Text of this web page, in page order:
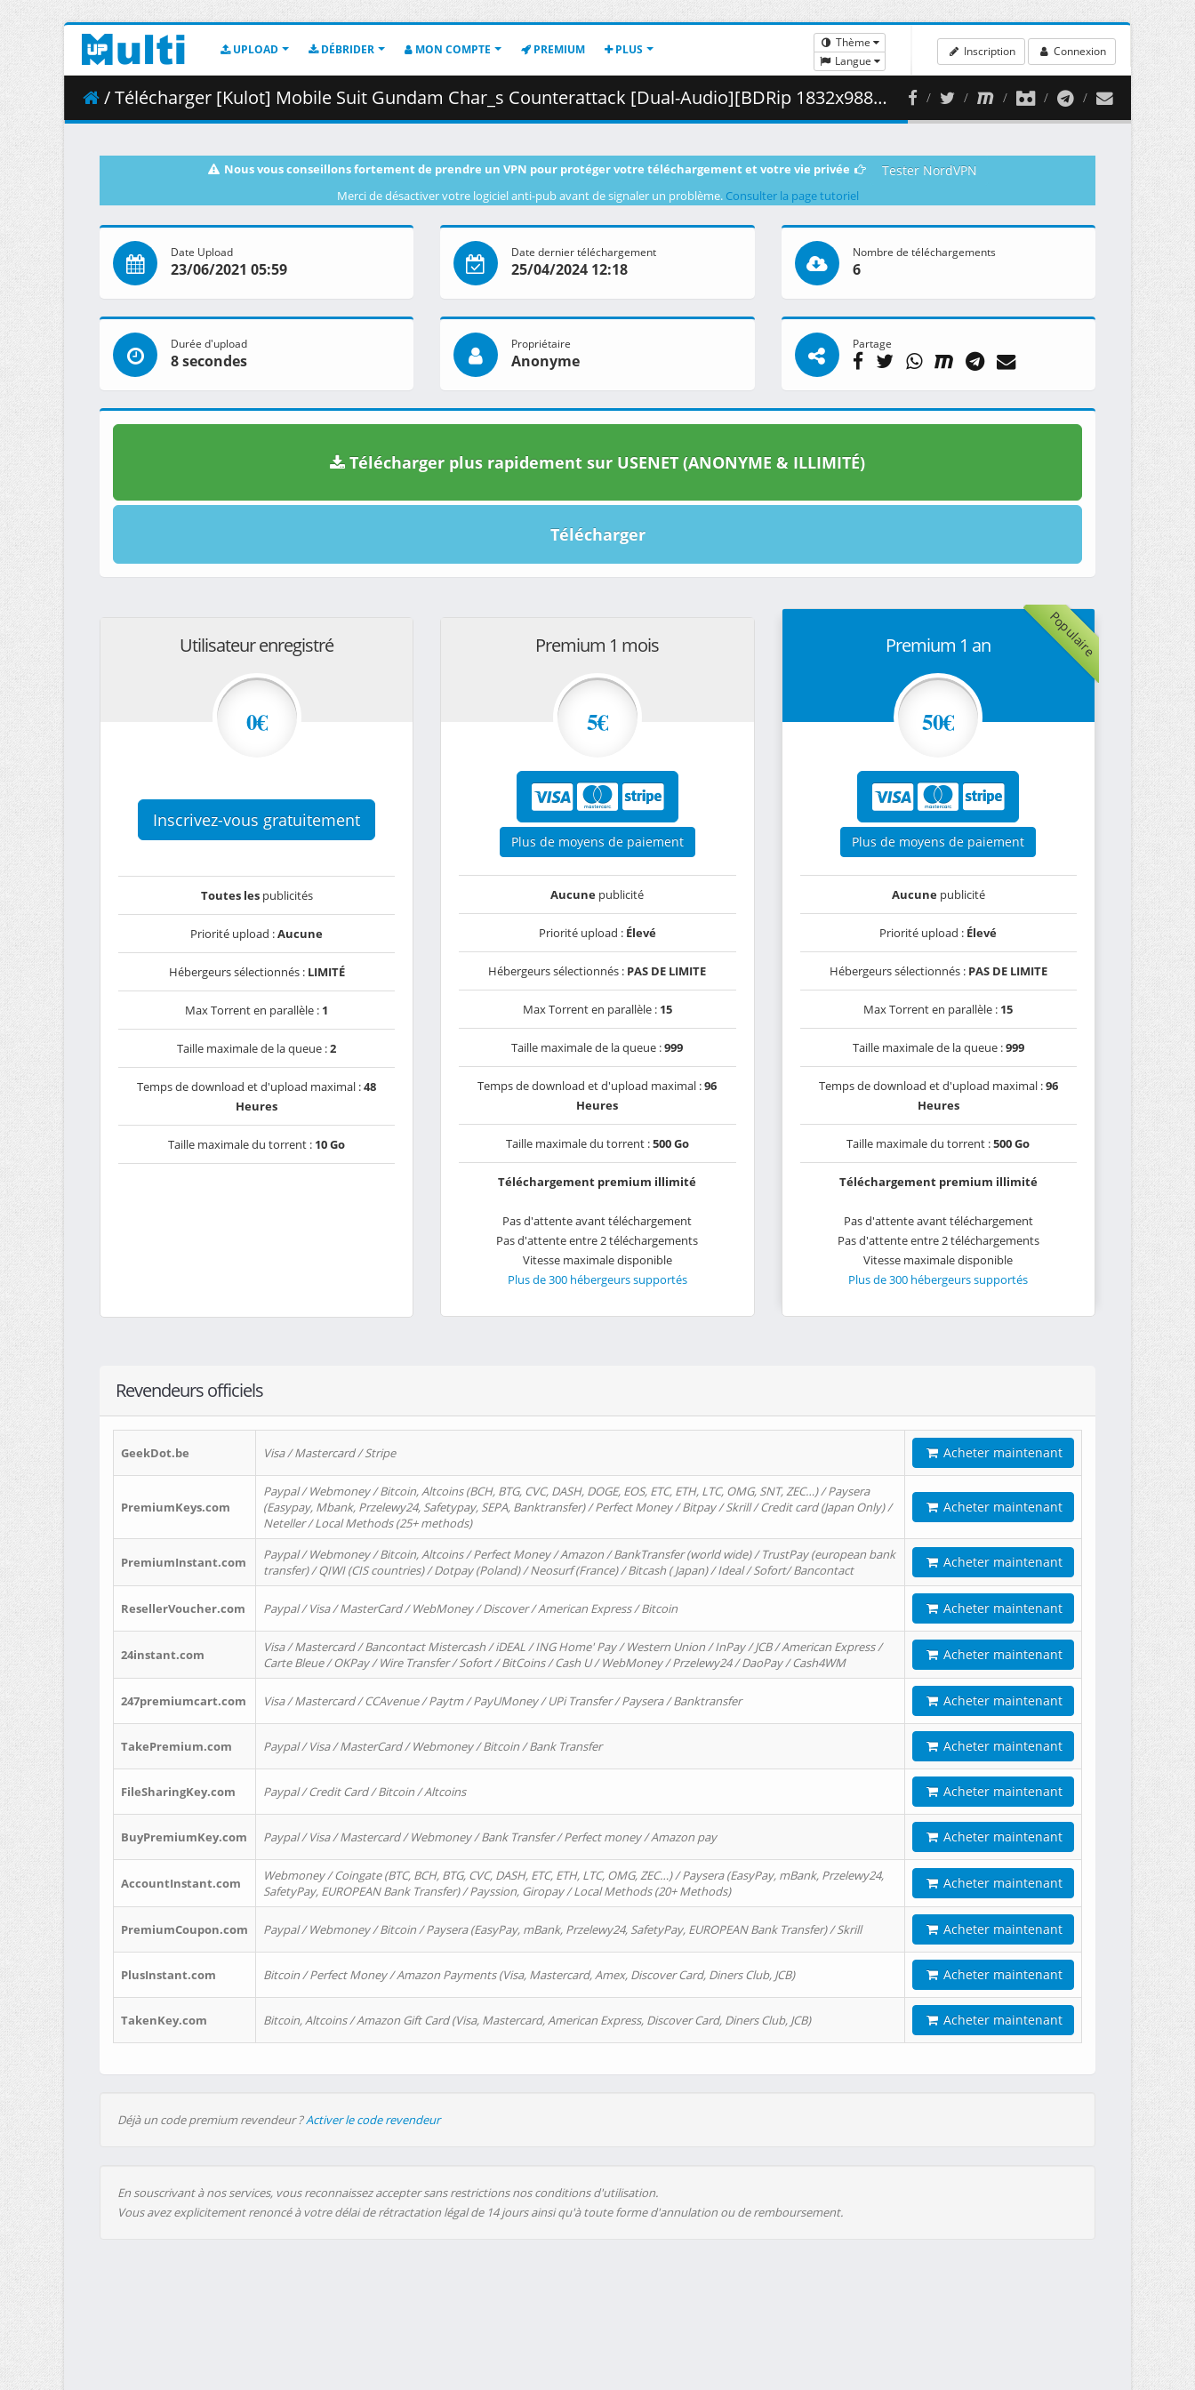
UPLOAD DÉBRIDER MON COMPTE PREMIUM PLUS
Thème
Langue
Inscription Connexion
/ Télécharger [Kulot] Mobile Suit Gundam Char_s Counterattack [Dual-Audio][BDRip 1832x988 x264 FLACx2] [0EC5195E].mkv.012 ( 478.20 MB )
Nous vous conseillons fortement de prendre un VPN pour protéger votre téléchargement et votre vie privée Tester NordVPN
Merci de désactiver votre logiciel anti-pub avant de signaler un problème. Consulter la page tutoriel
Date Upload
23/06/2021 05:59
Date dernier téléchargement
25/04/2024 12:18
Nombre de téléchargements
6
Durée d'upload
8 secondes
Propriétaire
Anonyme
Partage
Télécharger plus rapidement sur USENET (ANONYME & ILLIMITÉ)
Télécharger
Utilisateur enregistré
0€
Inscrivez-vous gratuitement
Toutes lespublicités
Priorité upload :Aucune
Hébergeurs sélectionnés : LIMITÉ
Max Torrent en parallèle : 1
Taille maximale de la queue :2
Temps de download et d'upload maximal :48
Heures
Taille maximale du torrent : 10 Go
Premium 1 mois
5€
Plus de moyens de paiement
Aucune publicité
Priorité upload : Élevé
Hébergeurs sélectionnés : PAS DE LIMITE
Max Torrent en parallèle : 15
Taille maximale de la queue :999
Temps de download et d'upload maximal :96
Heures
Taille maximale du torrent :500 Go
Téléchargement premium illimité
Pas d'attente avant téléchargement
Pas d'attente entre 2 téléchargements
Vitesse maximale disponible
Plus de 300 hébergeurs supportés
Populaire
Premium 1 an
50€
Plus de moyens de paiement
Aucunepublicité
Priorité upload : Élevé
Hébergeurs sélectionnés : PAS DE LIMITE
Max Torrent en parallèle : 15
Taille maximale de la queue :999
Temps de download et d'upload maximal :96
Heures
Taille maximale du torrent :500 Go
Téléchargement premium illimité
Pas d'attente avant téléchargement
Pas d'attente entre 2 téléchargements
Vitesse maximale disponible
Plus de 300 hébergeurs supportés
Revendeurs officiels
GeekDot.be Visa / Mastercard / Stripe Acheter maintenant
PremiumKeys.com
Paypal / Webmoney / Bitcoin, Altcoins (BCH, BTG, CVC, DASH, DOGE, EOS, ETC, ETH, LTC, OMG, SNT, ZEC…) / Paysera
(Easypay, Mbank, Przelewy24, Safetypay, SEPA, Banktransfer) / Perfect Money / Bitpay / Skrill / Credit card (Japan Only) /
Neteller / Local Methods (25+ methods)
Acheter maintenant
PremiumInstant.com
Paypal / Webmoney / Bitcoin, Altcoins / Perfect Money / Amazon / BankTransfer (world wide) / TrustPay (european bank
transfer) / QIWI (CIS countries) / Dotpay (Poland) / Neosurf (France) / Bitcash ( Japan) / Ideal / Sofort/ Bancontact
Acheter maintenant
ResellerVoucher.com Paypal / Visa / MasterCard / WebMoney / Discover / American Express / Bitcoin Acheter maintenant
24instant.com
Visa / Mastercard / Bancontact Mistercash / iDEAL / ING Home' Pay / Western Union / InPay / JCB / American Express /
Carte Bleue / OKPay / Wire Transfer / Sofort / BitCoins / Cash U / WebMoney / Przelewy24 / DaoPay / Cash4WM
Acheter maintenant
247premiumcart.com Visa / Mastercard / CCAvenue / Paytm / PayUMoney / UPi Transfer / Paysera / Banktransfer Acheter maintenant
TakePremium.com Paypal / Visa / MasterCard / Webmoney / Bitcoin / Bank Transfer Acheter maintenant
FileSharingKey.com Paypal / Credit Card / Bitcoin / Altcoins Acheter maintenant
BuyPremiumKey.com Paypal / Visa / Mastercard / Webmoney / Bank Transfer / Perfect money / Amazon pay Acheter maintenant
AccountInstant.com
Webmoney / Coingate (BTC, BCH, BTG, CVC, DASH, ETC, ETH, LTC, OMG, ZEC…) / Paysera (EasyPay, mBank, Przelewy24,
SafetyPay, EUROPEAN Bank Transfer) / Payssion, Giropay / Local Methods (20+ Methods)
Acheter maintenant
PremiumCoupon.com Paypal / Webmoney / Bitcoin / Paysera (EasyPay, mBank, Przelewy24, SafetyPay, EUROPEAN Bank Transfer) / Skrill Acheter maintenant
PlusInstant.com Bitcoin / Perfect Money / Amazon Payments (Visa, Mastercard, Amex, Discover Card, Diners Club, JCB) Acheter maintenant
TakenKey.com Bitcoin, Altcoins / Amazon Gift Card (Visa, Mastercard, American Express, Discover Card, Diners Club, JCB) Acheter maintenant
Déjà un code premium revendeur ?Activer le code revendeur
En souscrivant à nos services, vous reconnaissez accepter sans restrictions nos conditions d'utilisation.
Vous avez explicitement renoncé à votre délai de rétractation légal de 14 jours ainsi qu'à toute forme d'annulation ou de remboursement.